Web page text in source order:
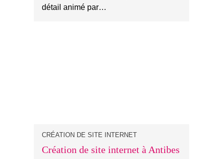
détail animé par…
CRÉATION DE SITE INTERNET
Création de site internet à Antibes